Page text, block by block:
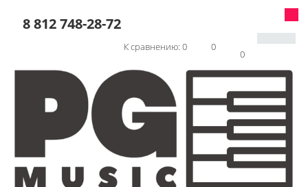
8 812 748-28-72
0
0
К сравнению: 0